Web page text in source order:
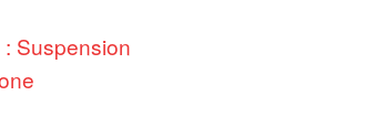
Suspension